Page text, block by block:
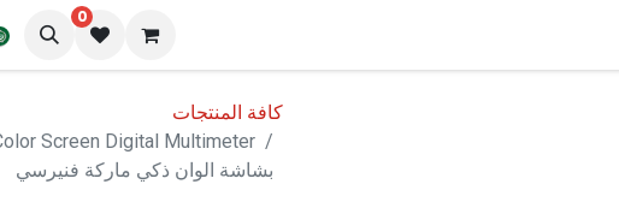
0
كافة المنتجات
بشاشة الوان ذكي ماركة فنيرسي